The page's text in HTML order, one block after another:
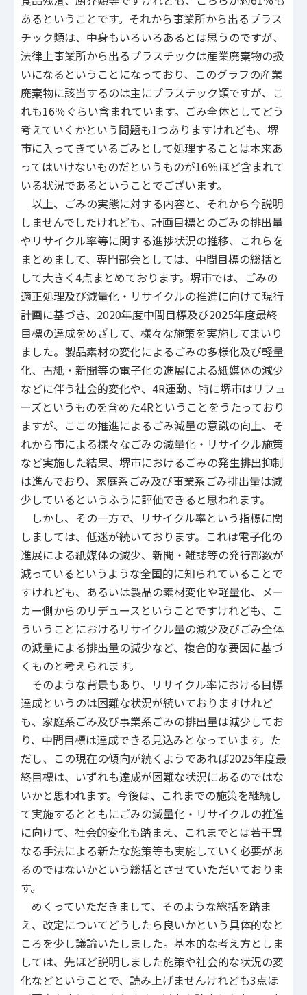
あるということです。それから事業所から出るプラス
チック類は、中身もいろいろあるとは思うのですが、
法律上事業所から出るプラスチックは産業廃棄物の扱
いになるということになっており、このグラフの産業
廃棄物に該当するのは主にプラスチック類ですが、こ
れも16％ぐらい含まれています。ごみ全体としてどう
考えていくかという問題も1つありますけれども、堺
市に入ってきているごみとして処理することは本来あ
ってはいけないものだというものが16％ほど含まれて
いる状況であるということでございます。
以上、ごみの実態に対する内容と、それから今説明
しませんでしたけれども、計画目標とのごみの排出量
やリサイクル率等に関する進捗状況の推移、これらを
まとめまして、専門部会としては、中間目標の総括と
して大きく4点まとめております。堺市では、ごみの
適正処理及び減量化・リサイクルの推進に向けて現行
計画に基づき、2020年度中間目標及び2025年度最終
目標の達成をめざして、様々な施策を実施してまいり
ました。製品素材の変化によるごみの多様化及び軽量
化、古紙・新聞等の電子化の進展による紙媒体の減少
などに伴う社会的変化や、4R運動、特に堺市はリフュ
ーズというものを含めた4Rということをうたっており
ますが、ここの推進によるごみ減量の意識の向上、そ
れから市による様々なごみの減量化・リサイクル施策
など実施した結果、堺市におけるごみの発生排出抑制
は進んでおり、家庭系ごみ及び事業系ごみ排出量は減
少しているというふうに評価できると思われます。
しかし、その一方で、リサイクル率という指標に関
しましては、低迷が続いております。これは電子化の
進展による紙媒体の減少、新聞・雑誌等の発行部数が
減っているというような全国的に知られていることで
すけれども、あるいは製品の素材変化や軽量化、メー
カー側からのリデュースということですけれども、こ
ういうことにおけるリサイクル量の減少及びごみ全体
の減量による排出量の減少など、複合的な要因に基づ
くものと考えられます。
そのような背景もあり、リサイクル率における目標
達成というのは困難な状況が続いておりますけれど
も、家庭系ごみ及び事業系ごみの排出量は減少してお
り、中間目標は達成できる見込みとなっています。た
だし、この現在の傾向が続くようであれば2025年度最
終目標は、いずれも達成が困難な状況にあるのではな
いかと思われます。今後は、これまでの施策を継続し
て実施するとともにごみの減量化・リサイクルの推進
に向けて、社会的変化も踏まえ、これまでとは若干異
なる手法による新たな施策等も実施していく必要があ
るのではないかという総括とさせていただいておりま
す。
めくっていただきまして、そのような総括を踏ま
え、改定についてどうしたら良いかという具体的なと
ころを少し議論いたしました。基本的な考え方としま
しては、先ほど説明しました施策や社会的な状況の変
化などということで、読み上げませんけれども3点ほ